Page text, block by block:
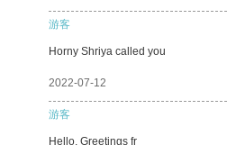
游客
Horny Shriya called you
2022-07-12
游客
Hello, Greetings fr